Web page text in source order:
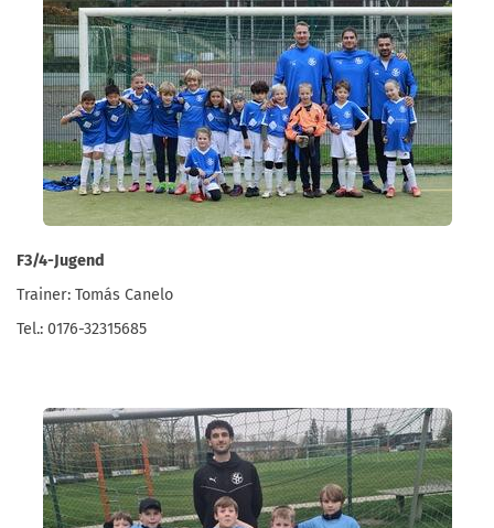
F3/4-Jugend
Trainer: Tomás Canelo
Tel.: 0176-32315685